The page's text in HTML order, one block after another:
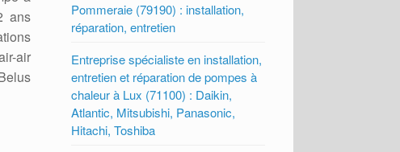
ans
air
Pommeraie (79190) : installation,
réparation, entretien
Entreprise spécialiste en installation,
entretien et réparation de pompes à
chaleur à Lux (71100) : Daikin,
Atlantic, Mitsubishi, Panasonic,
Hitachi, Toshiba